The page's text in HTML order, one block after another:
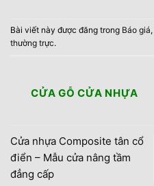
Bài viết này được đăng trong Báo giá,
thường trực.
CỬA GỖ CỬA NHỰA
Cửa nhựa Composite tân cổ
điển – Mẫu cửa nâng tầm
đẳng cấp